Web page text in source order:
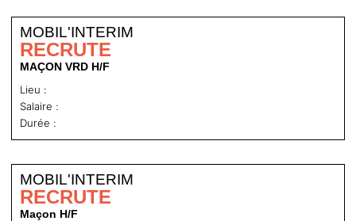
MOBIL'INTERIM
RECRUTE
MAÇON VRD H/F
Lieu :
Salaire :
Durée :
MOBIL'INTERIM
RECRUTE
Maçon H/F